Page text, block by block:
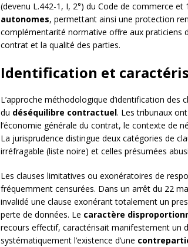
(devenu L.442-1, I, 2°) du Code de commerce
autonomes, permettant ainsi une protection
complémentarité normative offre aux praticiens
contrat et la qualité des parties.
Identification et
L’approche méthodologique d’identification des
du déséquilibre contractuel. Les tribunaux
l’économie générale du contrat, le contexte de
La jurisprudence distingue deux catégories de
irréfragable (liste noire) et celles présumées
Les clauses limitatives ou exonératoires de
fréquemment censurées. Dans un arrêt du 22
invalidé une clause exonérant totalement un
perte de données. Le caractère
recours effectif, caractérisait manifestement un
systématiquement l’existence d’une